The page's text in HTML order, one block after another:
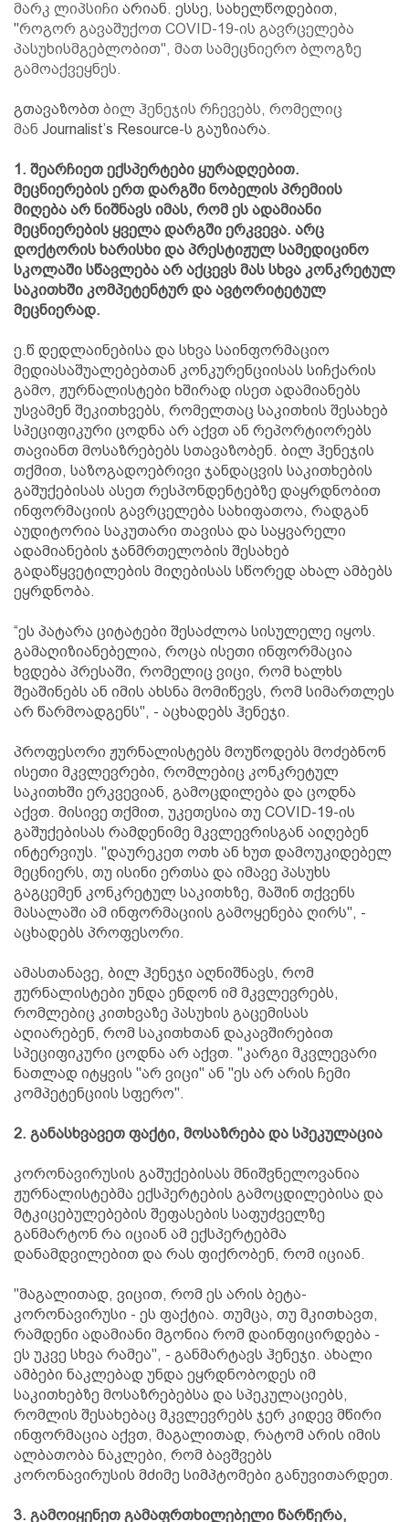
მარკ ლიპსიჩი არიან. ესსე, სახელწოდებით,
"როგორ გავაშუქოთ COVID-19-ის გავრცელება
პასუხისმგებლობით", მათ სამეცნიერო ბლოგზე
გამოაქვეყნეს.
გთავაზობთ ბილ ჰენეჯის რჩევებს, რომელიც
მან Journalist’s Resource-ს გაუზიარა.
1. შეარჩიეთ ექსპერტები ყურადღებით.
მეცნიერების ერთ დარგში ნობელის პრემიის
მიღება არ ნიშნავს იმას, რომ ეს ადამიანი
მეცნიერების ყველა დარგში ერკვევა. არც
დოქტორის ხარისხი და პრესტიჟულ სამედიცინო
სკოლაში სწავლება არ აქცევს მას სხვა კონკრეტულ
საკითხში კომპეტენტურ და ავტორიტეტულ
მეცნიერად.
ე.წ დედლაინებისა და სხვა საინფორმაციო
მედიასაშუალებებთან კონკურენციისას სიჩქარის
გამო, ჟურნალისტები ხშირად ისეთ ადამიანებს
უსვამენ შეკითხვებს, რომელთაც საკითხის შესახებ
სპეციფიკური ცოდნა არ აქვთ ან რეპორტიორებს
თავიანთ მოსაზრებებს სთავაზობენ. ბილ ჰენეჯის
თქმით, საზოგადოებრივი ჯანდაცვის საკითხების
გაშუქებისას ასეთ რესპონდენტებზე დაყრდნობით
ინფორმაციის გავრცელება სახიფათოა, რადგან
აუდიტორია საკუთარი თავისა და საყვარელი
ადამიანების ჯანმრთელობის შესახებ
გადაწყვეტილების მიღებისას სწორედ ახალ ამბებს
ეყრდნობა.
“ეს პატარა ციტატები შესაძლოა სისულელე იყოს.
გამაღიზიანებელია, როცა ისეთი ინფორმაცია
ხვდება პრესაში, რომელიც ვიცი, რომ ხალხს
შეაშინებს ან იმის ახსნა მომიწევს, რომ სიმართლეს
არ წარმოადგენს", - აცხადებს ჰენეჯი.
პროფესორი ჟურნალისტებს მოუწოდებს მოძებნონ
ისეთი მკვლევრები, რომლებიც კონკრეტულ
საკითხში ერკვევიან, გამოცდილება და ცოდნა
აქვთ. მისივე თქმით, უკეთესია თუ COVID-19-ის
გაშუქებისას რამდენიმე მკვლევრისგან აიღებენ
ინტერვიუს. "დაურეკეთ ოთხ ან ხუთ დამოუკიდებელ
მეცნიერს, თუ ისინი ერთსა და იმავე პასუხს
გაგცემენ კონკრეტულ საკითხზე, მაშინ თქვენს
მასალაში ამ ინფორმაციის გამოყენება ღირს", -
აცხადებს პროფესორი.
ამასთანავე, ბილ ჰენეჯი აღნიშნავს, რომ
ჟურნალისტები უნდა ენდონ იმ მკვლევრებს,
რომლებიც კითხვაზე პასუხის გაცემისას
აღიარებენ, რომ საკითხთან დაკავშირებით
სპეციფიკური ცოდნა არ აქვთ. "კარგი მკვლევარი
ნათლად იტყვის "არ ვიცი" ან "ეს არ არის ჩემი
კომპეტენციის სფერო".
2. განასხვავეთ ფაქტი, მოსაზრება და სპეკულაცია
კორონავირუსის გაშუქებისას მნიშვნელოვანია
ჟურნალისტებმა ექსპერტების გამოცდილებისა და
მტკიცებულებების შეფასების საფუძველზე
განმარტონ რა იციან ამ ექსპერტებმა
დანამდვილებით და რას ფიქრობენ, რომ იციან.
"მაგალითად, ვიცით, რომ ეს არის ბეტა-
კორონავირუსი - ეს ფაქტია. თუმცა, თუ მკითხავთ,
რამდენი ადამიანი მგონია რომ დაინფიცირდება -
ეს უკვე სხვა რამეა", - განმარტავს ჰენეჯი. ახალი
ამბები ნაკლებად უნდა ეყრდნობოდეს იმ
საკითხებზე მოსაზრებებსა და სპეკულაციებს,
რომლის შესახებაც მკვლევრებს ჯერ კიდევ მწირი
ინფორმაცია აქვთ, მაგალითად, რატომ არის იმის
ალბათობა ნაკლები, რომ ბავშვებს
კორონავირუსის მძიმე სიმპტომები განუვითარდეთ.
3. გამოიყენეთ გამაფრთხილებელი წარწერა,